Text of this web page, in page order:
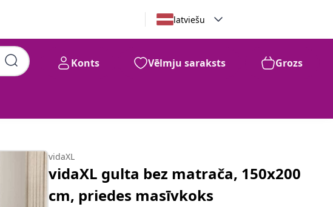
latviešu
Konts Vēlmju saraksts Grozs
€
vidaXL
vidaXL gulta bez matrača, 150x200
cm, priedes masīvkoks